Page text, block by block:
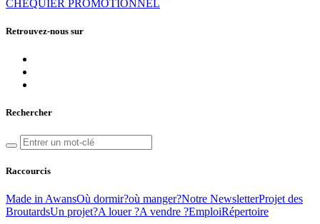
CHÉQUIER PROMOTIONNEL
Retrouvez-nous sur
Rechercher
Raccourcis
Made in AwansOù dormir?où manger?Notre NewsletterProjet des
BroutardsUn projet?A louer ?A vendre ?EmploiRépertoire